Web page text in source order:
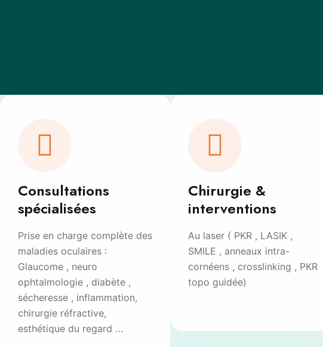
Consultations
spécialisées
Prise en charge complète des
maladies oculaires :
Glaucome , neuro
ophtalmologie , diabète ,
sécheresse , inflammation,
chirurgie réfractive,
esthétique du regard …
Chirurgie &
interventions
Au laser ( PKR , LASIK ,
SMILE , anneaux intra-
cornéens , crosslinking , PKR
topo guidée)